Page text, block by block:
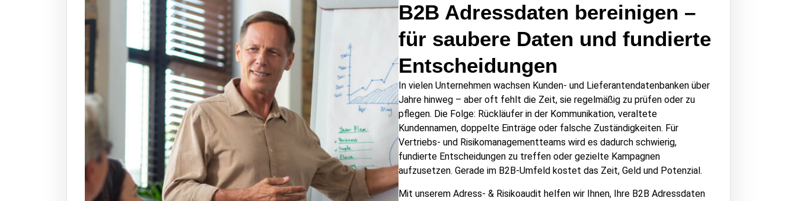
B2B Adressdaten bereinigen –
für saubere Daten und fundierte
Entscheidungen
In vielen Unternehmen wachsen Kunden- und Lieferantendatenbanken über
Jahre hinweg – aber oft fehlt die Zeit, sie regelmäßig zu prüfen oder zu
pflegen. Die Folge: Rückläufer in der Kommunikation, veraltete
Kundennamen, doppelte Einträge oder falsche Zuständigkeiten. Für
Vertriebs- und Risikomanagementteams wird es dadurch schwierig,
fundierte Entscheidungen zu treffen oder gezielte Kampagnen
aufzusetzen. Gerade im B2B-Umfeld kostet das Zeit, Geld und Potenzial.
Mit unserem Adress- & Risikoaudit helfen wir Ihnen, Ihre B2B Adressdaten